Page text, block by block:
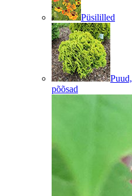
Püsililled
Puud,
põõsad